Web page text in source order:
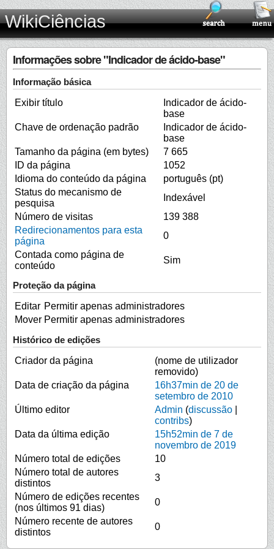
WikiCiências
Informações sobre "Indicador de ácido-base"
Informação básica
Exibir título
Indicador de ácido-
base
Chave de ordenação padrão
Indicador de ácido-
base
Tamanho da página (em bytes)
7 665
ID da página
1052
Idioma do conteúdo da página
português (pt)
Status do mecanismo de
pesquisa
Indexável
Número de visitas
139 388
Redirecionamentos para esta
página
0
Contada como página de
conteúdo
Sim
Proteção da página
Editar Permitir apenas administradores
Mover Permitir apenas administradores
Histórico de edições
Criador da página
(nome de utilizador
removido)
Data de criação da página
16h37min de 20 de
setembro de 2010
Último editor
Admin (discussão
contribs)
Data da última edição
15h52min de 7 de
novembro de 2019
Número total de edições
10
Número total de autores
distintos
3
Número de edições recentes
(nos últimos 91 dias)
0
Número recente de autores
distintos
0